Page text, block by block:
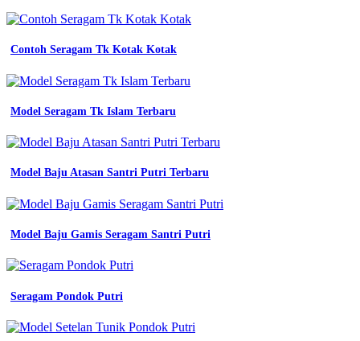
150
desain
seragam
kerja
keren
dan
konveksi
katalog
seragam
keren
dan
kekinian
seragam
khusus
smk
Contoh Seragam Tk Kotak Kotak
Model Seragam Tk Islam Terbaru
Model Baju Atasan Santri Putri Terbaru
Model Baju Gamis Seragam Santri Putri
Seragam Pondok Putri